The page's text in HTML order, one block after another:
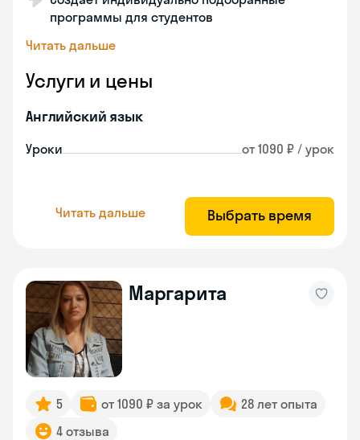
программы для студентов
Читать дальше
Услуги и цены
Английский язык
Уроки от 1090 ₽ / урок
Читать дальше Выбрать время
Маргарита
5 от 1090 ₽ за урок
28 лет опыта
4 отзыва